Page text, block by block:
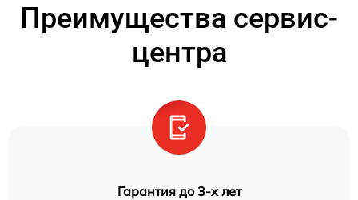
Преимущества сервис-
центра
Гарантия до 3-х лет